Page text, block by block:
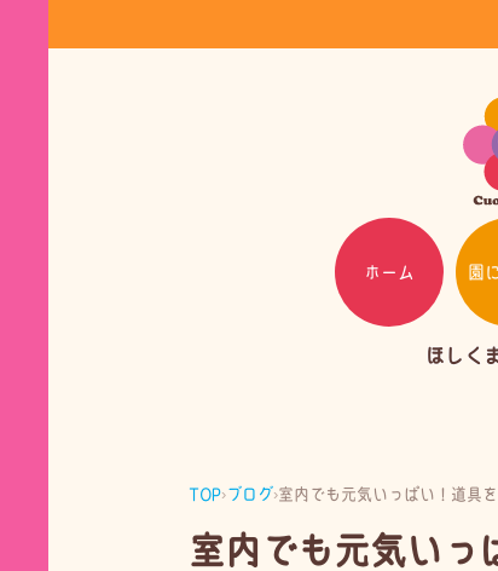
ホーム 園
ほしく
TOP›ブログ ›室内でも元気いっぱい！道具
室内でも元気いっ